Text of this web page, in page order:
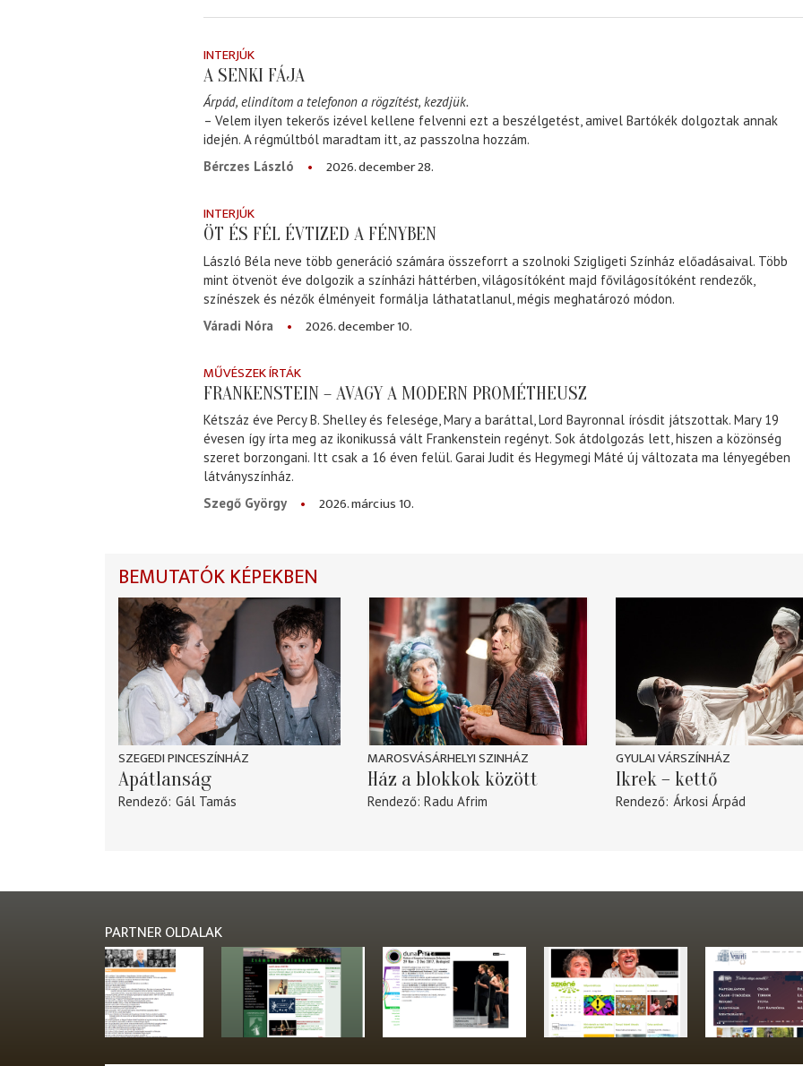
INTERJÚK
A SENKI FÁJA
Árpád, elindítom a telefonon a rögzítést, kezdjük.
– Velem ilyen tekerős izével kellene felvenni ezt a beszélgetést, amivel Bartókék dolgoztak annak
idején. A régmúltból maradtam itt, az passzolna hozzám.
Bérczes László
2026. december 28.
INTERJÚK
ÖT ÉS FÉL ÉVTIZED A FÉNYBEN
László Béla neve több generáció számára összeforrt a szolnoki Szigligeti Színház előadásaival. Több
mint ötvenöt éve dolgozik a színházi háttérben, világosítóként majd fővilágosítóként rendezők,
színészek és nézők élményeit formálja láthatatlanul, mégis meghatározó módon.
Váradi Nóra
2026. december 10.
MŰVÉSZEK ÍRTÁK
FRANKENSTEIN – AVAGY A MODERN PROMÉTHEUSZ
Kétszáz éve Percy B. Shelley és felesége, Mary a baráttal, Lord Bayronnal írósdit játszottak. Mary 19
évesen így írta meg az ikonikussá vált Frankenstein regényt. Sok átdolgozás lett, hiszen a közönség
szeret borzongani. Itt csak a 16 éven felül. Garai Judit és Hegymegi Máté új változata ma lényegében
látványszínház.
Szegő György
2026. március 10.
BEMUTATÓK KÉPEKBEN
SZEGEDI PINCESZÍNHÁZ
Apátlanság
Rendező Gál Tamás
MAROSVÁSÁRHELYI SZINHÁZ
Ház a blokkok között
Rendező Radu Afrim
GYULAI VÁRSZÍNHÁZ
Ikrek – kettő
Rendező Árkosi Árpád
PARTNER OLDALAK